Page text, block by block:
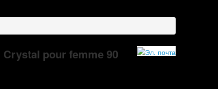
Crystal pour femme 90